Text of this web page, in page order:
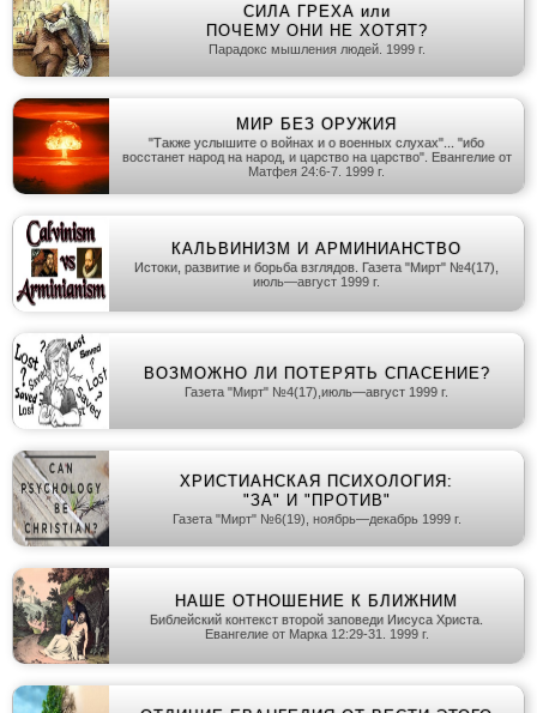
СИЛА ГРЕХА или
ПОЧЕМУ ОНИ НЕ ХОТЯТ?
Парадокс мышления людей. 1999 г.
МИР БЕЗ ОРУЖИЯ
"Также услышите о войнах и о военных слухах"... "ибо
восстанет народ на народ, и царство на царство". Евангелие от
Матфея 24:6-7. 1999 г.
КАЛЬВИНИЗМ И АРМИНИАНСТВО
Истоки, развитие и борьба взглядов. Газета "Мирт" №4(17),
июль—август 1999 г.
ВОЗМОЖНО ЛИ ПОТЕРЯТЬ СПАСЕНИЕ?
Газета "Мирт" №4(17),июль—август 1999 г.
ХРИСТИАНСКАЯ ПСИХОЛОГИЯ:
"ЗА" И "ПРОТИВ"
Газета "Мирт" №6(19), ноябрь—декабрь 1999 г.
НАШЕ ОТНОШЕНИЕ К БЛИЖНИМ
Библейский контекст второй заповеди Иисуса Христа.
Евангелие от Марка 12:29-31. 1999 г.